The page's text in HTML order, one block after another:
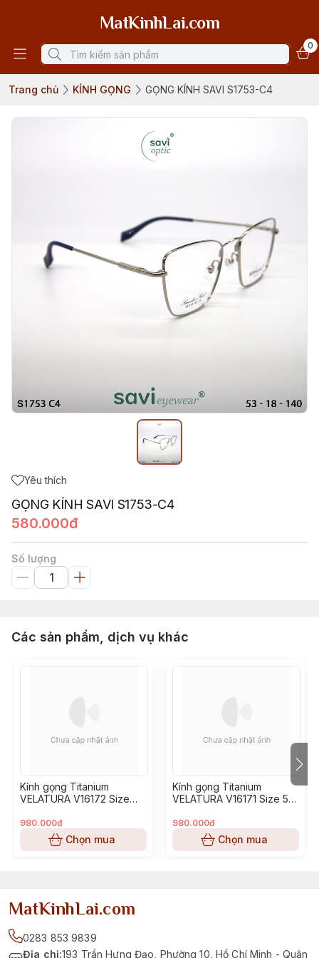
MatKinhLai.com
0
Trang chủ KÍNH GỌNG GỌNG KÍNH SAVI S1753-C4
Yêu thích
GỌNG KÍNH SAVI S1753-C4
580.000đ
Số lượng
Các sản phẩm, dịch vụ khác
Kính gọng Titanium
VELATURA V16172 Size
980.000đ
Chọn mua
Kính gọng Titanium
VELATURA V16171 Size 53-
980.000đ
Chọn mua
MatKinhLai.com
0283 853 9839
Địa chỉ:193 Trần Hưng Đạo, Phường 10, Hồ Chí Minh - Quận